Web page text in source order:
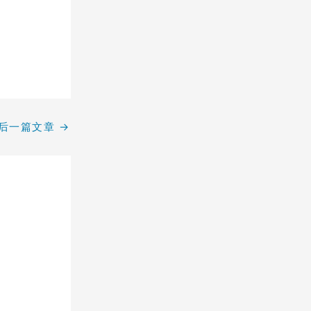
一篇文章 →